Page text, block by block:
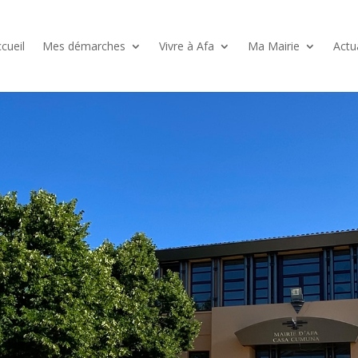
Mes démarches Vivre à Afa Ma Mairie